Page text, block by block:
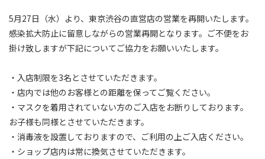
5月27日（水）より、東京渋谷の直営店の営業を再開いたします。
感染拡大防止に留意しながらの営業再開となります。ご不便をお
掛け致しますが下記についてご協力をお願いいたします。
・入店制限を3名とさせていただきます。
・店内では他のお客様との距離を保ってご覧ください。
・マスクを着用されていない方のご入店をお断りしております。
お子様も同様とさせていただきます。
・消毒液を設置しておりますので、ご利用の上ご入店ください。
・ショップ店内は常に換気させていただきます。